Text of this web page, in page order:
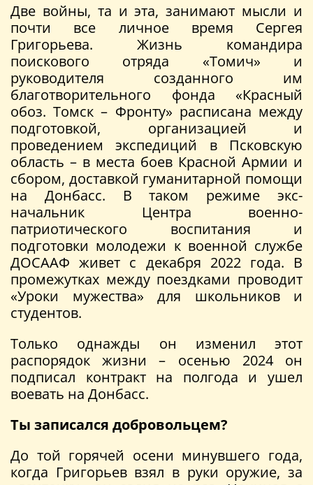
Две войны, та и эта, занимают мысли и
почти все личное время Сергея
Григорьева. Жизнь командира
поискового отряда «Томич» и
руководителя созданного им
благотворительного фонда «Красный
обоз. Томск – Фронту» расписана между
подготовкой, организацией и
проведением экспедиций в Псковскую
область – в места боев Красной Армии и
сбором, доставкой гуманитарной помощи
на Донбасс. В таком режиме экс-
начальник Центра военно-
патриотического воспитания и
подготовки молодежи к военной службе
ДОСААФ живет с декабря 2022 года. В
промежутках между поездками проводит
«Уроки мужества» для школьников и
студентов.
Только однажды он изменил этот
распорядок жизни – осенью 2024 он
подписал контракт на полгода и ушел
воевать на Донбасс.
Ты записался добровольцем?
До той горячей осени минувшего года,
когда Григорьев взял в руки оружие, за